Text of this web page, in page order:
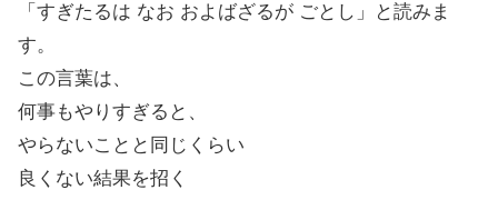
「すぎたるは なお およばざるが ごとし」と読みま
す。
この言葉は、
何事もやりすぎると、
やらないことと同じくらい
良くない結果を招く